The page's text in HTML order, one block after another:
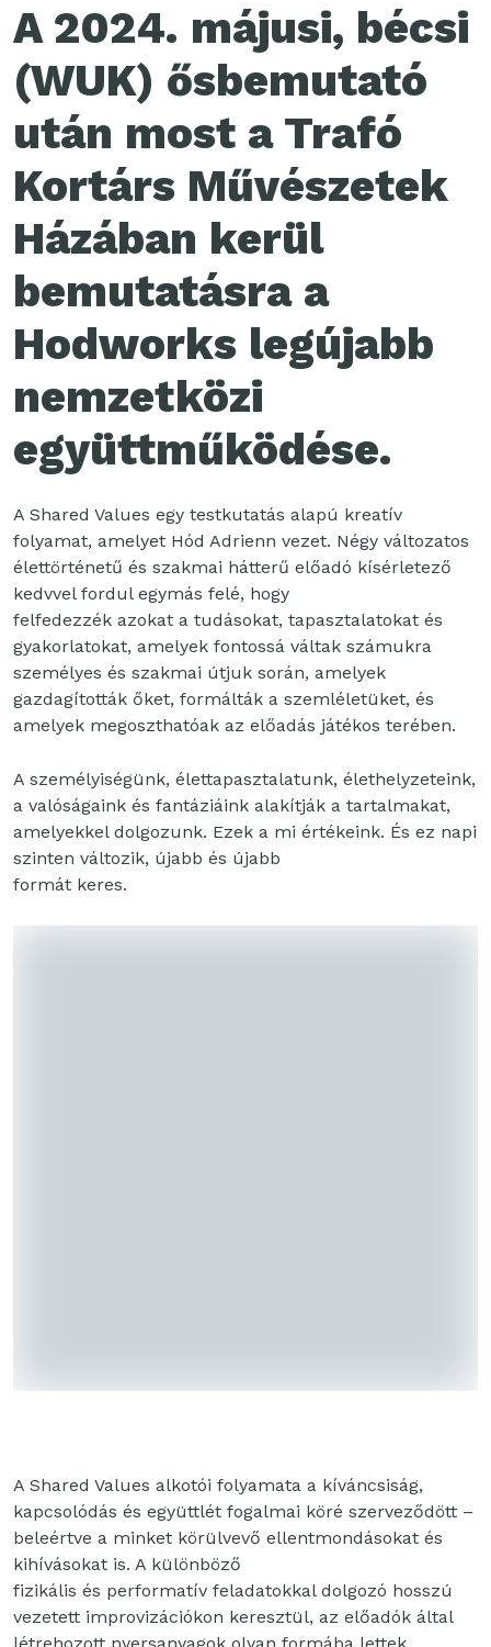
A 2024. májusi, bécsi
(WUK) ősbemutató
után most a Trafó
Kortárs Művészetek
Házában kerül
bemutatásra a
Hodworks legújabb
nemzetközi
együttműködése.
A Shared Values egy testkutatás alapú kreatív
folyamat, amelyet Hód Adrienn vezet. Négy változatos
élettörténetű és szakmai hátterű előadó kísérletező
kedvvel fordul egymás felé, hogy
felfedezzék azokat a tudásokat, tapasztalatokat és
gyakorlatokat, amelyek fontossá váltak számukra
személyes és szakmai útjuk során, amelyek
gazdagították őket, formálták a szemléletüket, és
amelyek megoszthatóak az előadás játékos terében.
A személyiségünk, élettapasztalatunk, élethelyzeteink,
a valóságaink és fantáziáink alakítják a tartalmakat,
amelyekkel dolgozunk. Ezek a mi értékeink. És ez napi
szinten változik, újabb és újabb
formát keres.
A Shared Values alkotói folyamata a kíváncsiság,
kapcsolódás és együttlét fogalmai köré szerveződött –
beleértve a minket körülvevő ellentmondásokat és
kihívásokat is. A különböző
fizikális és performatív feladatokkal dolgozó hosszú
vezetett improvizációkon keresztül, az előadók által